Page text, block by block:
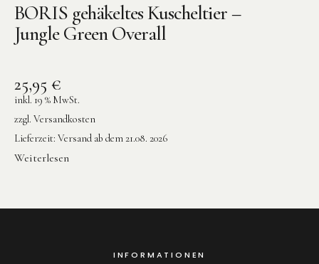
BORIS gehäkeltes Kuscheltier –
Jungle Green Overall
25,95 €
inkl. 19 % MwSt.
zzgl. Versandkosten
Lieferzeit: Versand ab dem 21.08. 2026
Weiterlesen
INFORMATIONEN